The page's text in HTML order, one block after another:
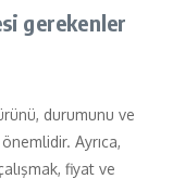
gerekenler
durumunu ve
Ayrıca,
fiyat ve